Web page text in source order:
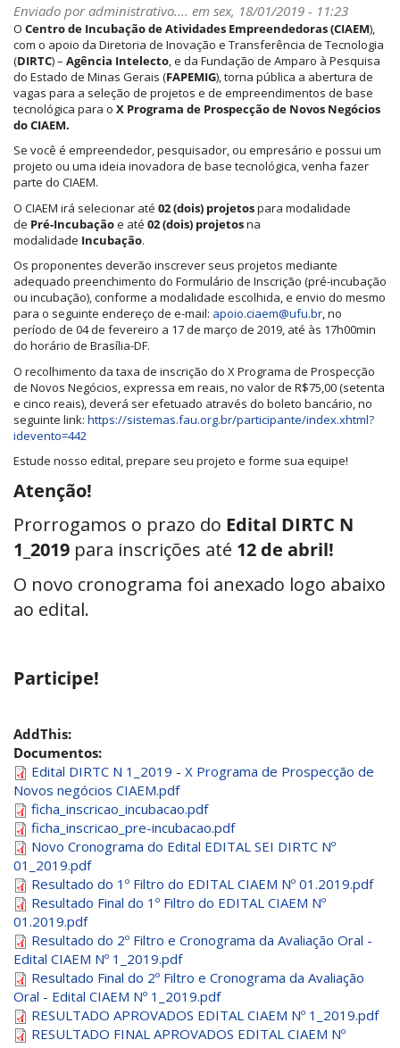
Enviado poradministrativo.... em sex, 18/01/2019 - 11:23
O Centro de Incubação de Atividades Empreendedoras (CIAEM),
com o apoio da Diretoria de Inovação e Transferência de Tecnologia
(DIRTC) – Agência Intelecto , e da Fundação de Amparo à Pesquisa
do Estado de Minas Gerais (FAPEMIG), torna pública a abertura de
vagas para a seleção de projetos e de empreendimentos de base
tecnológica para o X Programa de Prospecção de Novos Negócios
do CIAEM.
Se você é empreendedor, pesquisador, ou empresário e possui um
projeto ou uma ideia inovadora de base tecnológica, venha fazer
parte do CIAEM.
O CIAEM irá selecionar até 02 (dois) projetospara modalidade
de Pré-Incubaçãoe até 02 (dois) projetosna
modalidade Incubação.
Os proponentes deverão inscrever seus projetos mediante
adequado preenchimento do Formulário de Inscrição (pré-incubação
ou incubação), conforme a modalidade escolhida, e envio do mesmo
para o seguinte endereço de e-mail: apoio.ciaem@ufu.br, no
período de 04 de fevereiro a 17 de março de 2019, até às 17h00min
do horário de Brasília-DF.
O recolhimento da taxa de inscrição do X Programa de Prospecção
de Novos Negócios, expressa em reais, no valor de R$75,00 (setenta
e cinco reais), deverá ser efetuado através do boleto bancário, no
seguinte link: https://sistemas.fau.org.br/participante/index.xhtml?
idevento=442
Estude nosso edital, prepare seu projeto e forme sua equipe!
Atenção!
Prorrogamos o prazo do Edital DIRTC N
1_2019 para inscrições até 12 de abril!
O novo cronograma foi anexado logo abaixo
ao edital.
Participe!
AddThis:
Documentos:
Edital DIRTC N 1_2019 - X Programa de Prospecção de
Novos negócios CIAEM.pdf
ficha_inscricao_incubacao.pdf
ficha_inscricao_pre-incubacao.pdf
Novo Cronograma do Edital EDITAL SEI DIRTC Nº
01_2019.pdf
Resultado do 1º Filtro do EDITAL CIAEM Nº 01.2019.pdf
Resultado Final do 1º Filtro do EDITAL CIAEM Nº
01.2019.pdf
Resultado do 2º Filtro e Cronograma da Avaliação Oral -
Edital CIAEM Nº 1_2019.pdf
Resultado Final do 2º Filtro e Cronograma da Avaliação
Oral - Edital CIAEM Nº 1_2019.pdf
RESULTADO APROVADOS EDITAL CIAEM Nº 1_2019.pdf
RESULTADO FINAL APROVADOS EDITAL CIAEM Nº